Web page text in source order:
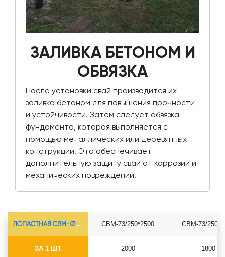
ЗАЛИВКА БЕТОНОМ И
ОБВЯЗКА
После установки свай производится их
заливка бетоном для повышения прочности
и устойчивости. Затем следует обвязка
фундамента, которая выполняется с
помощью металлических или деревянных
конструкций. Это обеспечивает
дополнительную защиту свай от коррозии и
механических повреждений.
ЛОПАСТНАЯ СВМ-Ø73*5.5
ЗА 1 ШТ
СВМ-73/250*2500
2000
СВМ-73/
1800